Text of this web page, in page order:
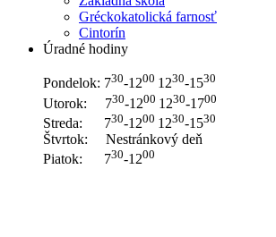
Gréckokatolická farnosť
Cintorín
Úradné hodiny
Pondelok: 730-1200 1230-1530
Utorok: 730-1200 1230-1700
Streda: 730-1200 1230-1530
Štvrtok: Nestránkový deň
Piatok: 730-1200